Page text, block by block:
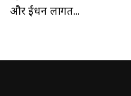
और ईंधन लागत...